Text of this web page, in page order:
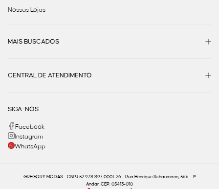
Nossas Lojas
MAIS BUSCADOS
CENTRAL DE ATENDIMENTO
SIGA-NOS
Facebook
Instagram
WhatsApp
GREGORY MODAS - CNPJ 52.978.897.0001-26 - Rua Henrique Schaumann, 566 - 1º
Andar, CEP: 05413-010